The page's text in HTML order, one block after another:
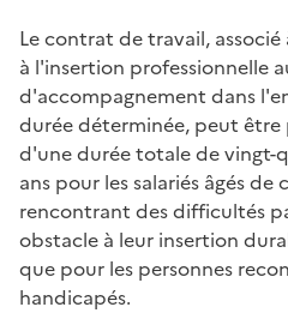
Le contrat de travail,
à l'insertion professionnelle
d'accompagnement dans
durée déterminée, peut
d'une durée totale de vingt-
ans pour les salariés âgés
rencontrant des difficultés
obstacle à leur insertion
que pour les personnes
handicapés.